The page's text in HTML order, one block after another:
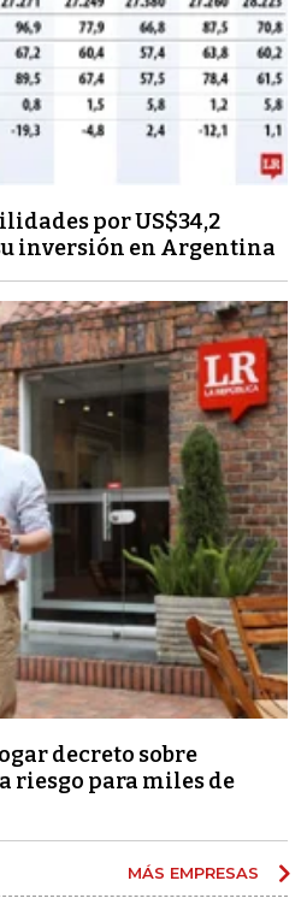
por US$34,2
inversión en Argentina
decreto sobre
riesgo para miles de
MÁS EMPRESAS